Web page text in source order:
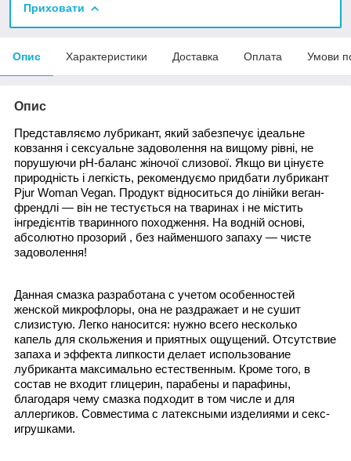
Приховати
Опис Характеристики Доставка Оплата Умови
Опис
Представляємо лубрикант, який забезпечує ідеальне
ковзання і сексуальне задоволення на вищому рівні, не
порушуючи pH-баланс жіночої слизової. Якщо ви цінуєте
природність і легкість, рекомендуємо придбати лубрикант
Pjur Woman Vegan. Продукт відноситься до лінійки веган-
френдлі — він не тестується на тваринах і не містить
інгредієнтів тваринного походження. На водній основі,
абсолютно прозорий , без найменшого запаху — чисте
задоволення!
Данная смазка разработана с учетом особенностей
женской микрофлоры, она не раздражает и не сушит
слизистую. Легко наносится: нужно всего несколько
капель для скольжения и приятных ощущений. Отсутствие
запаха и эффекта липкости делает использование
лубриканта максимально естественным. Кроме того, в
состав не входит глицерин, парабены и парафины,
благодаря чему смазка подходит в том числе и для
аллергиков. Совместима с латексными изделиями и секс-
игрушками.